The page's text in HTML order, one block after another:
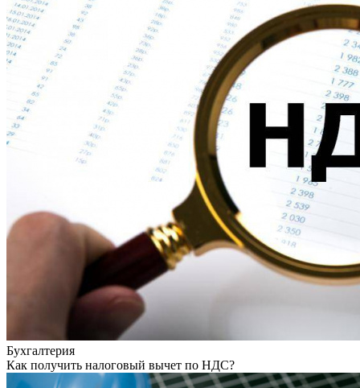
Бухгалтерия
Как получить налоговый вычет по НДС?